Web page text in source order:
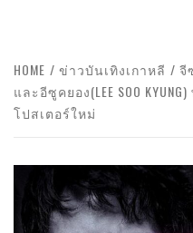
HOME ข่าวบันเทิงเกาหลี
จี
และอีซูคยอง(LEE SOO
โปสเตอร์ใหม่